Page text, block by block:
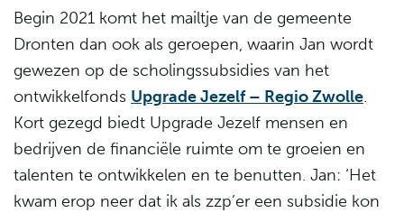
Begin 2021 komt het mailtje van de gemeente
Dronten dan ook als geroepen, waarin Jan wordt
gewezen op de scholingssubsidies van het
ontwikkelfonds Upgrade Jezelf – Regio Zwolle.
Kort gezegd biedt Upgrade Jezelf mensen en
bedrijven de financiële ruimte om te groeien en
talenten te ontwikkelen en te benutten. Jan: ‘Het
kwam erop neer dat ik als zzp’er een subsidie kon